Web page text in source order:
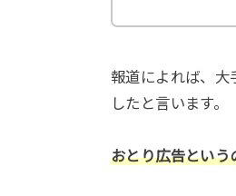
報道によれば、大
したと言います。
おとり広告という